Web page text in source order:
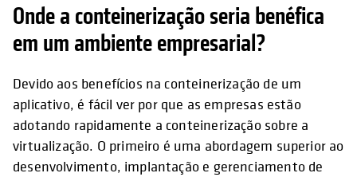
Onde a conteinerização seria benéfica
em um ambiente empresarial?
Devido aos benefícios na conteinerização de um
aplicativo, é fácil ver por que as empresas estão
adotando rapidamente a conteinerização sobre a
virtualização. O primeiro é uma abordagem superior ao
desenvolvimento, implantação e gerenciamento de